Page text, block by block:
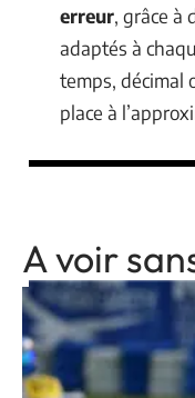
erreur, grâce à
adaptés à
temps, décimal
place à
A voir